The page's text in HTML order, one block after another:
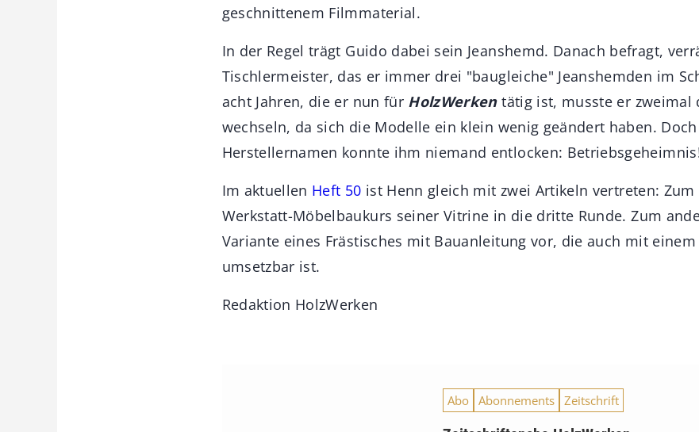
geschnittenem Filmmaterial.
In der Regel trägt Guido dabei sein Jeanshemd. Danach befragt,
Tischlermeister, das er immer drei "baugleiche" Jeanshemden im
acht Jahren, die er nun für HolzWerkentätig ist, musste er zweimal
wechseln, da sich die Modelle ein klein wenig geändert haben.
Herstellernamen konnte ihm niemand entlocken:
Im aktuellen Heft 50 ist Henn gleich mit zwei Artikeln vertreten:
Werkstatt-Möbelbaukurs seiner Vitrine in die dritte Runde. Zum
Variante eines Frästisches mit Bauanleitung vor, die auch mit
umsetzbar ist.
Redaktion HolzWerken
Abo Abonnements Zeitschrift